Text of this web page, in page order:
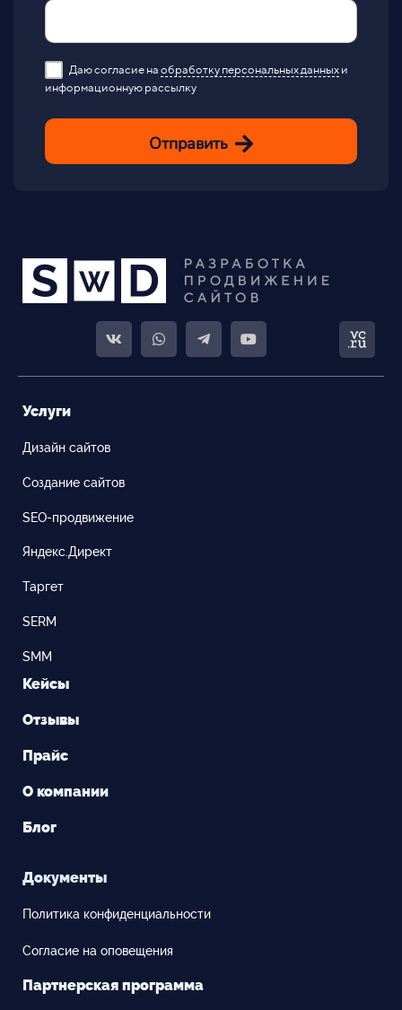
Даю согласие на обработку персональных данных и
информационную рассылку
Отправить
Услуги
Дизайн сайтов
Создание сайтов
SEO-продвижение
Яндекс.Директ
Таргет
SERM
SMM
Кейсы
Отзывы
Прайс
О компании
Блог
Документы
Политика конфиденциальности
Согласие на оповещения
Партнерская программа